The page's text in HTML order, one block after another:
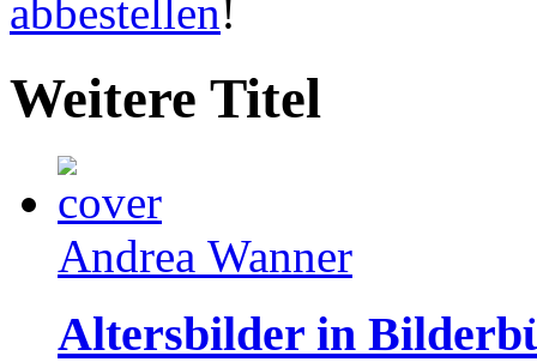
abbestellen!
Weitere Titel
Andrea Wanner
Altersbilder in